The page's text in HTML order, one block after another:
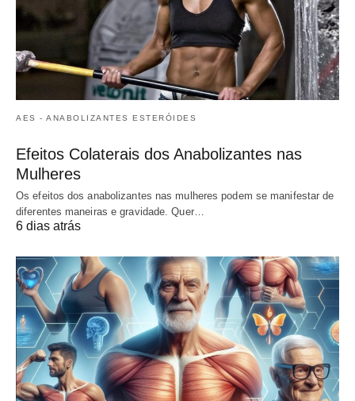
AES - ANABOLIZANTES ESTERÓIDES
Efeitos Colaterais dos Anabolizantes nas
Mulheres
Os efeitos dos anabolizantes nas mulheres podem se manifestar de
diferentes maneiras e gravidade. Quer…
6 dias atrás